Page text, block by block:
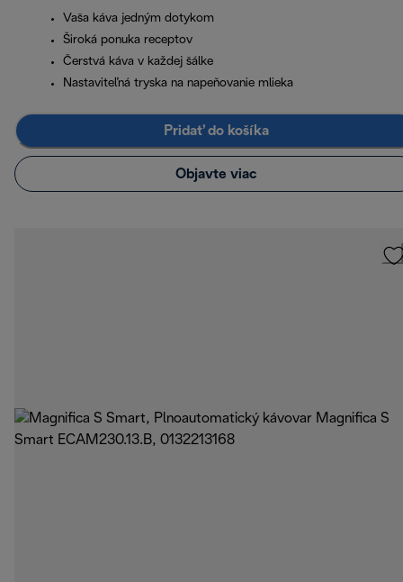
Vaša káva jedným dotykom
Široká ponuka receptov
Čerstvá káva v každej šálke
Nastaviteľná tryska na napeňovanie mlieka
Pridať do košíka
Objavte viac